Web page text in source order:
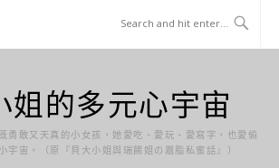
姐的多元心宇宙
勇敢又天真的小女孩，她愛吃、愛玩、愛寫字，也愛偷
宇宙。（原『貝大小姐與瑞餚姐の囂脂私蜜話』）